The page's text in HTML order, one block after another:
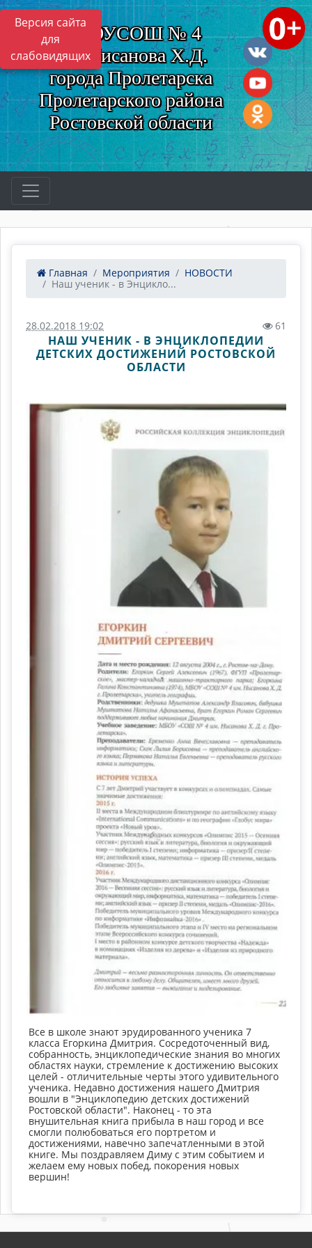
Версия сайта
для
слабовидящих
МБОУСОШ № 4
им. Нисанова Х.Д.
города Пролетарска
Пролетарского района
Ростовской области
Главная Мероприятия
НОВОСТИ
Наш ученик - в Энцикло...
28.02.2018 19:02 61
НАШ УЧЕНИК - В ЭНЦИКЛОПЕДИИ
ДЕТСКИХ ДОСТИЖЕНИЙ РОСТОВСКОЙ
ОБЛАСТИ
Все в школе знают эрудированного ученика 7
класса Егоркина Дмитрия. Сосредоточенный вид,
собранность, энциклопедические знания во многих
областях науки, стремление к достижению высоких
целей - отличительные черты этого удивительного
ученика. Недавно достижения нашего Дмитрия
вошли в "Энциклопедию детских достижений
Ростовской области". Наконец - то эта
внушительная книга прибыла в наш город и все
смогли полюбоваться его портретом и
достижениями, навечно запечатленными в этой
книге. Мы поздравляем Диму с этим событием и
желаем ему новых побед, покорения новых
вершин!